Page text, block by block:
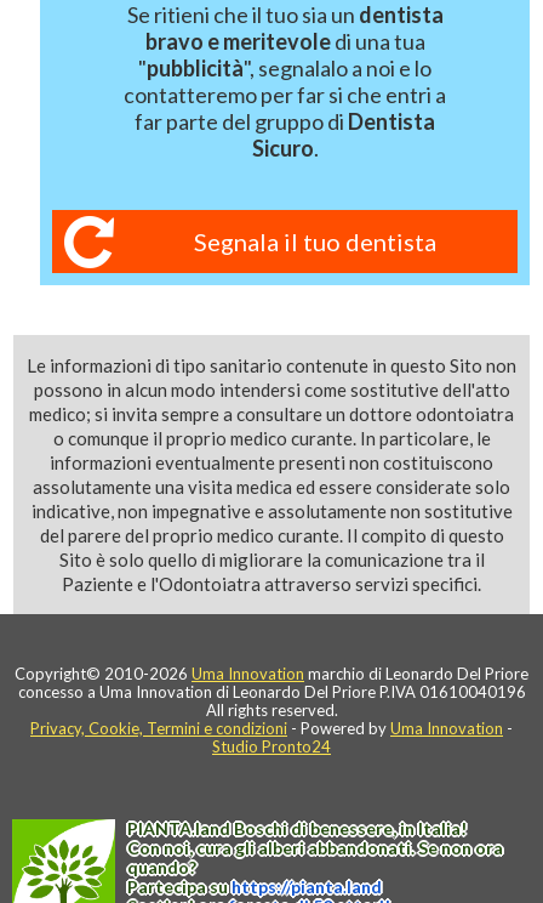
Se ritieni che il tuo sia un dentista
bravo e meritevoledi una tua
"pubblicità", segnalalo a noi e lo
contatteremo per far si che entri a
far parte del gruppo di Dentista
Sicuro.
Segnala il tuo dentista
Le informazioni di tipo sanitario contenute in questo Sito non
possono in alcun modo intendersi come sostitutive dell'atto
medico; si invita sempre a consultare un dottore odontoiatra
o comunque il proprio medico curante. In particolare, le
informazioni eventualmente presenti non costituiscono
assolutamente una visita medica ed essere considerate solo
indicative, non impegnative e assolutamente non sostitutive
del parere del proprio medico curante. Il compito di questo
Sito è solo quello di migliorare la comunicazione tra il
Paziente e l'Odontoiatra attraverso servizi specifici.
Copyright© 2010-2026 Uma Innovation marchio di Leonardo Del Priore
concesso a Uma Innovation di Leonardo Del Priore P.IVA 01610040196
All rights reserved.
Privacy, Cookie, Termini e condizioni - Powered byUma Innovation -
Studio Pronto24
PIANTA.landBoschi di benessere, in Italia!
Con noi, cura gli alberi abbandonati. Se non ora
quando?
Partecipa suhttps://pianta.land